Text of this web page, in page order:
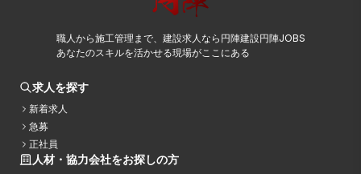
職人から施工管理まで、建設求人なら円陣建設円陣JOBS
あなたのスキルを活かせる現場がここにある
求人を探す
新着求人
急募
正社員
人材・協力会社をお探しの方